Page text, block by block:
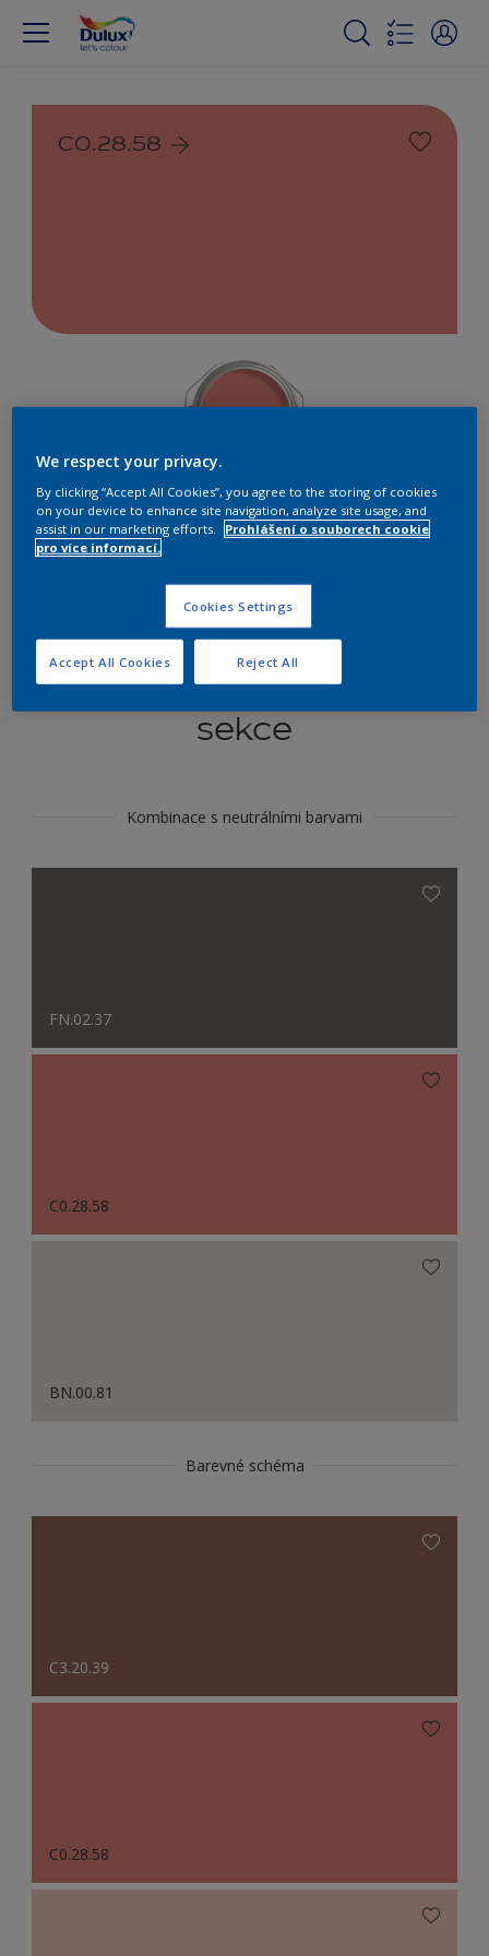
C0.28.58
Najít výrobek v tomto odstínu
Koordinovat barevné
sekce
Kombinace s neutrálními barvami
FN.02.37
C0.28.58
BN.00.81
Barevné schéma
C3.20.39
C0.28.58
We respect your privacy.
By clicking “Accept All Cookies”, you agree to the storing of cookies
on your device to enhance site navigation, analyze site usage, and
assist in our marketing efforts.
Prohlášení o souborech cookie
pro více informací.
Cookies Settings
Reject All
Accept All Cookies